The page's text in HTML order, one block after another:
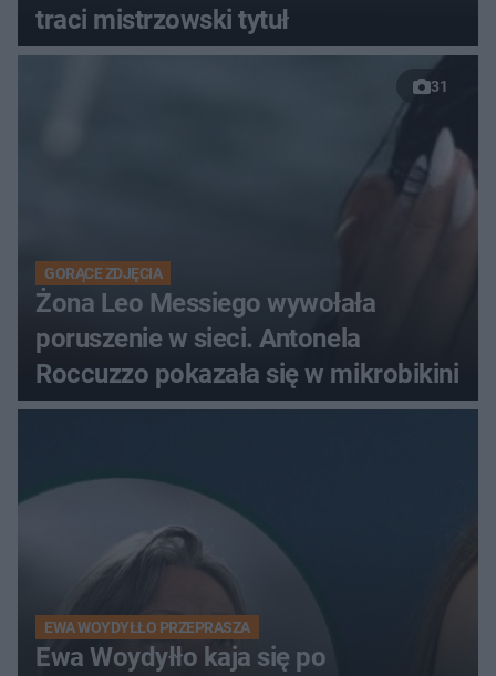
traci mistrzowski tytuł
31
GORĄCE ZDJĘCIA
Żona Leo Messiego wywołała
poruszenie w sieci. Antonela
Roccuzzo pokazała się w mikrobikini
EWA WOYDYŁŁO PRZEPRASZA
Ewa Woydyłło kaja się po